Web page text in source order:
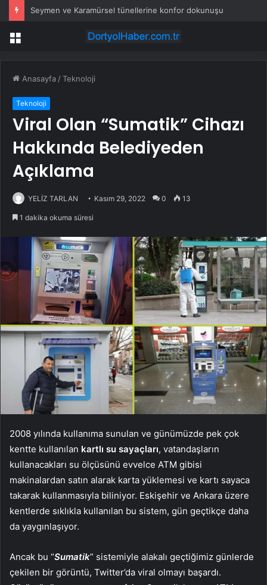
Seymen ve Karamürsel tünellerine konfor dokunuşu
Menü
Anasayfa /Teknoloji
Teknoloji
Viral Olan “Sumatik” Cihazı
Hakkında Belediyeden
Açıklama
YELİZ TARLAN Kasım 29, 2022 0 13
1 dakika okuma süresi
2008 yılında kullanıma sunulan ve günümüzde pek çok
kentte kullanılan kartlı su sayaçları, vatandaşların
kullanacakları su ölçüsünü evvelce ATM gibisi
makinalardan satın alarak karta yüklemesi ve kartı sayaca
takarak kullanmasıyla biliniyor. Eskişehir ve Ankara üzere
kentlerde sıklıkla kullanılan bu sistem, gün geçtikçe daha
da yaygınlaşıyor.
Ancak bu “Sumatik” sistemiyle alakalı geçtiğimiz günlerde
çekilen bir görüntü, Twitter’da viral olmayı başardı.